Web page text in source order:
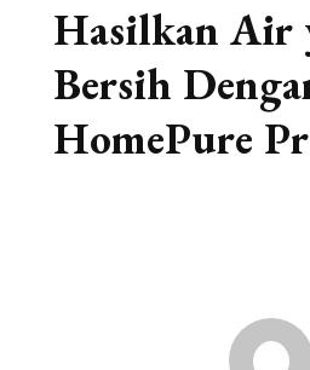
Hasilkan Air
Bersih
HomePure